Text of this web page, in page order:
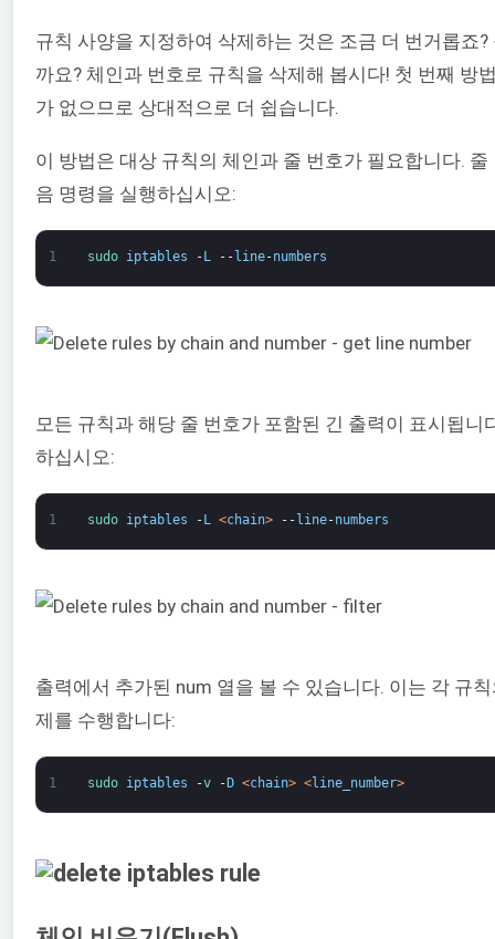
규칙 사양을 지정하여 삭제하는 것은 조금 더 번거롭죠
까요? 체인과 번호로 규칙을 삭제해 봅시다! 첫 번째
가 없으므로 상대적으로 더 쉽습니다.
이 방법은 대상 규칙의 체인과 줄 번호가 필요합니다.
음 명령을 실행하십시오:
1 sudo iptables - L -- line-numbers
모든 규칙과 해당 줄 번호가 포함된 긴 출력이 표시됩니
하십시오:
1 sudo iptables - L <chain> -- line-numbers
출력에서 추가된 num 열을 볼 수 있습니다. 이는 각 규
제를 수행합니다:
1 sudo iptables -v - D <chain> <line_number>